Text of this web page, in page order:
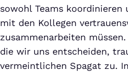
sowohl Teams koordinieren
mit den Kollegen
zusammenarbeiten
die wir uns entscheiden,
vermeintlichen Spagat zu.